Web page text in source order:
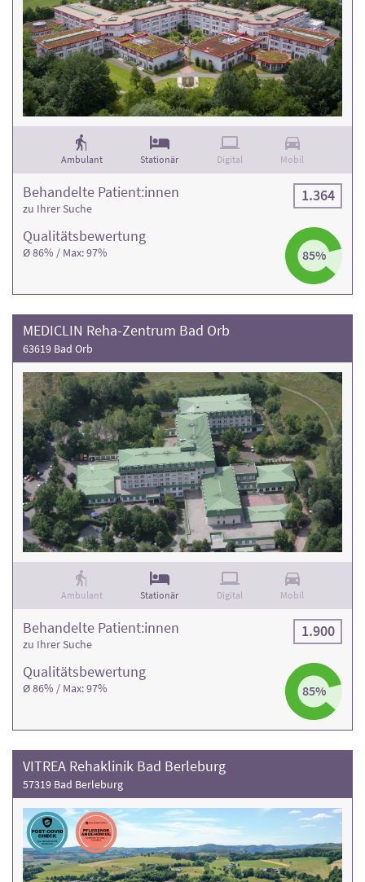
Angehörige.
Ambulant Stationär Digital Mobil
Qualitäts­bewertung
Ø 86% / Max: 97% 85%
Behandelte Patient:innen
zu Ihrer Suche
1.364
MEDICLIN Reha-Zentrum Bad Orb
63619 Bad Orb
Ambulant Stationär Digital Mobil
Qualitäts­bewertung
Ø 86% / Max: 97% 85%
Behandelte Patient:innen
zu Ihrer Suche
1.900
VITREA Rehaklinik Bad Berleburg
57319 Bad Berleburg